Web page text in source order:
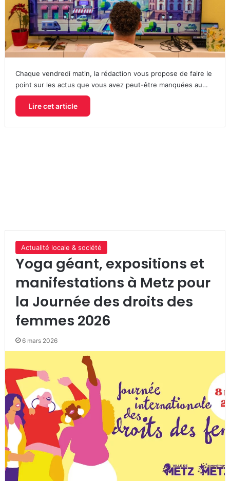
Chaque vendredi matin, la rédaction vous propose de faire le
point sur les actus que vous avez peut-être manquées au…
Lire cet article
Actualité locale & société
Yoga géant, expositions et
manifestations à Metz pour
la Journée des droits des
femmes 2026
6 mars 2026